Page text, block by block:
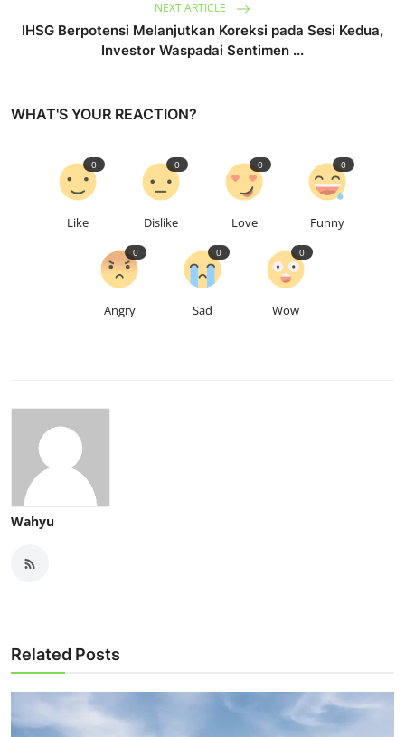
NEXT ARTICLE
IHSG Berpotensi Melanjutkan Koreksi pada Sesi Kedua,
Investor Waspadai Sentimen ...
WHAT'S YOUR REACTION?
Like
0
Dislike
0
Love
0
Funny
0
Angry
0
Sad
0
Wow
0
Wahyu
Related Posts